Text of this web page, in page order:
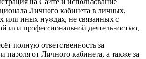
Личного кабинета в личных,
или иных нуждах, не связанных с
или профессиональной деятельностью,
полную ответственность за
пароля от Личного кабинета, а также за